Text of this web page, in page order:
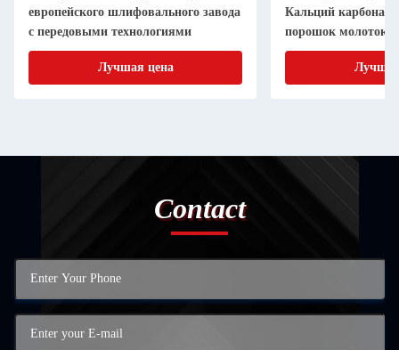
европейского шлифовального завода
с передовыми технологиями
Лучшая цена
Кальций
порошок молоток
завод
Contact